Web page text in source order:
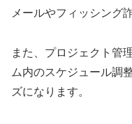
メールやフィッシング
また、プロジェクト管
ム内のスケジュール調
ズになります。